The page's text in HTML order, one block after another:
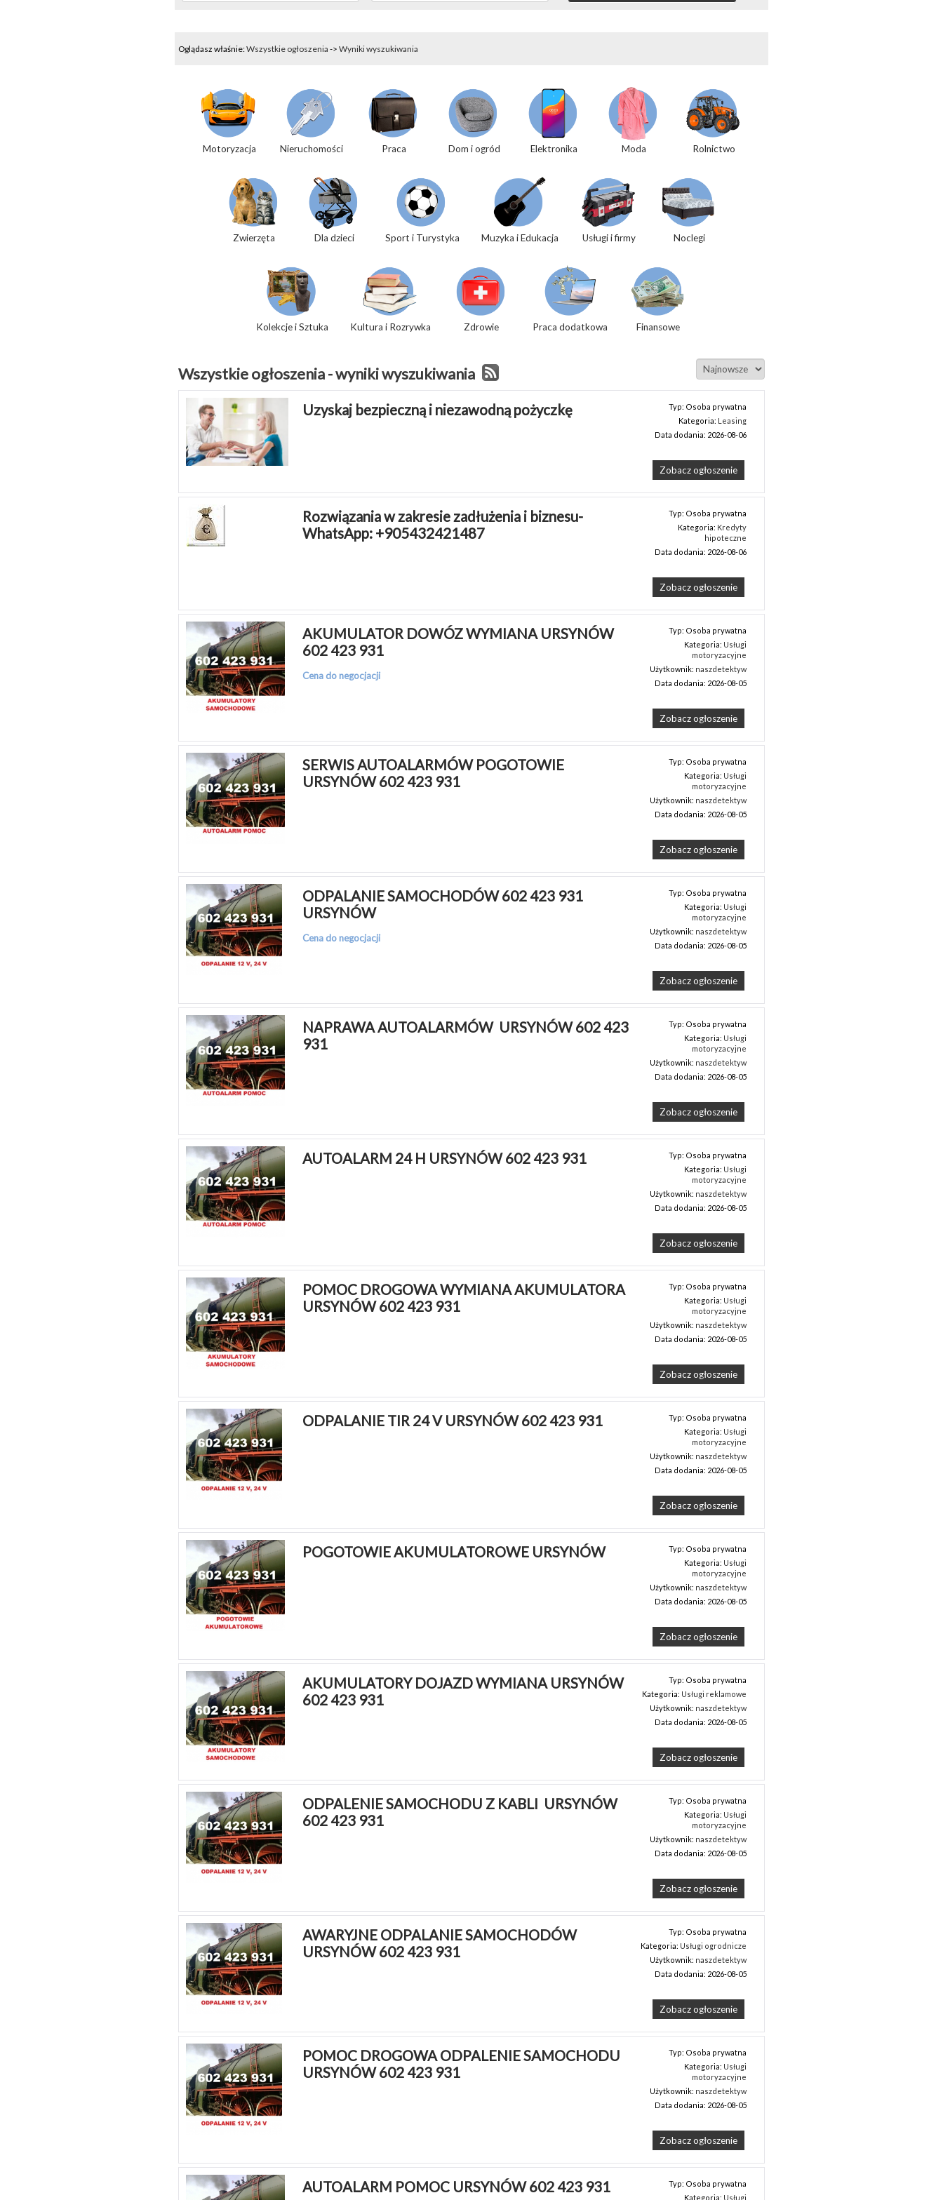
Oglądasz właśnie:Wszystkie ogłoszenia -> Wyniki wyszukiwania
Motoryzacja Nieruchomości Praca Dom i ogród Elektronika Moda Rolnictwo
Zwierzęta Dla dzieci Sport i Turystyka Muzyka i Edukacja Usługi i firmy Noclegi
Kolekcje i Sztuka Kultura i Rozrywka Zdrowie Praca dodatkowa Finansowe
Wszystkie ogłoszenia - wyniki wyszukiwania
Uzyskaj bezpieczną i niezawodną pożyczkę
Typ: Osoba prywatna
Kategoria: Leasing
Data dodania: 2026-08-06
Zobacz ogłoszenie
Rozwiązania w zakresie zadłużenia i biznesu-
WhatsApp: +905432421487
Typ: Osoba prywatna
Kategoria: Kredyty
hipoteczne
Data dodania: 2026-08-06
Zobacz ogłoszenie
AKUMULATOR DOWÓZ WYMIANA URSYNÓW
602 423 931
Cena do negocjacji
Typ: Osoba prywatna
Kategoria: Usługi
motoryzacyjne
Użytkownik: naszdetektyw
Data dodania: 2026-08-05
Zobacz ogłoszenie
SERWIS AUTOALARMÓW POGOTOWIE
URSYNÓW 602 423 931
Typ: Osoba prywatna
Kategoria: Usługi
motoryzacyjne
Użytkownik: naszdetektyw
Data dodania: 2026-08-05
Zobacz ogłoszenie
ODPALANIE SAMOCHODÓW 602 423 931
URSYNÓW
Cena do negocjacji
Typ: Osoba prywatna
Kategoria: Usługi
motoryzacyjne
Użytkownik: naszdetektyw
Data dodania: 2026-08-05
Zobacz ogłoszenie
NAPRAWA AUTOALARMÓW  URSYNÓW 602 423
931
Typ: Osoba prywatna
Kategoria: Usługi
motoryzacyjne
Użytkownik: naszdetektyw
Data dodania: 2026-08-05
Zobacz ogłoszenie
AUTOALARM 24 H URSYNÓW 602 423 931
Typ: Osoba prywatna
Kategoria: Usługi
motoryzacyjne
Użytkownik: naszdetektyw
Data dodania: 2026-08-05
Zobacz ogłoszenie
POMOC DROGOWA WYMIANA AKUMULATORA
URSYNÓW 602 423 931
Typ: Osoba prywatna
Kategoria: Usługi
motoryzacyjne
Użytkownik: naszdetektyw
Data dodania: 2026-08-05
Zobacz ogłoszenie
ODPALANIE TIR 24 V URSYNÓW 602 423 931
Typ: Osoba prywatna
Kategoria: Usługi
motoryzacyjne
Użytkownik: naszdetektyw
Data dodania: 2026-08-05
Zobacz ogłoszenie
POGOTOWIE AKUMULATOROWE URSYNÓW
Typ: Osoba prywatna
Kategoria: Usługi
motoryzacyjne
Użytkownik: naszdetektyw
Data dodania: 2026-08-05
Zobacz ogłoszenie
AKUMULATORY DOJAZD WYMIANA URSYNÓW
602 423 931
Typ: Osoba prywatna
Kategoria: Usługi reklamowe
Użytkownik: naszdetektyw
Data dodania: 2026-08-05
Zobacz ogłoszenie
ODPALENIE SAMOCHODU Z KABLI  URSYNÓW
602 423 931
Typ: Osoba prywatna
Kategoria: Usługi
motoryzacyjne
Użytkownik: naszdetektyw
Data dodania: 2026-08-05
Zobacz ogłoszenie
AWARYJNE ODPALANIE SAMOCHODÓW
URSYNÓW 602 423 931
Typ: Osoba prywatna
Kategoria: Usługi ogrodnicze
Użytkownik: naszdetektyw
Data dodania: 2026-08-05
Zobacz ogłoszenie
POMOC DROGOWA ODPALENIE SAMOCHODU
URSYNÓW 602 423 931
Typ: Osoba prywatna
Kategoria: Usługi
motoryzacyjne
Użytkownik: naszdetektyw
Data dodania: 2026-08-05
Zobacz ogłoszenie
AUTOALARM POMOC URSYNÓW 602 423 931
Typ: Osoba prywatna
Kategoria: Usługi